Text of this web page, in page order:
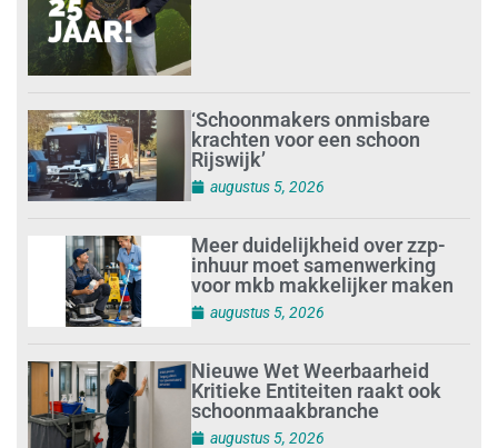
‘Schoonmakers onmisbare
krachten voor een schoon
Rijswijk’
augustus 5, 2026
Meer duidelijkheid over zzp-
inhuur moet samenwerking
voor mkb makkelijker maken
augustus 5, 2026
Nieuwe Wet Weerbaarheid
Kritieke Entiteiten raakt ook
schoonmaakbranche
augustus 5, 2026